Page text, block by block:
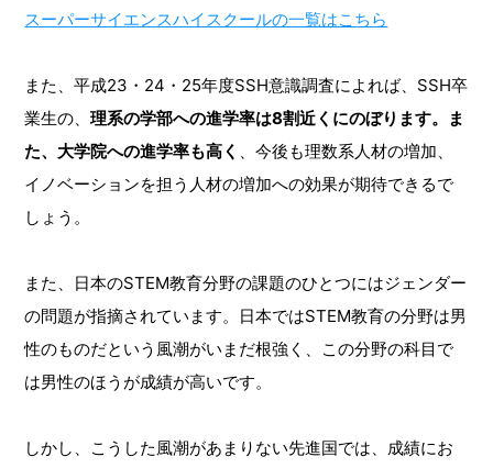
スーパーサイエンスハイスクールの一覧はこちら
また、平成23・24・25年度SSH意識調査によれば、SSH卒
業生の、理系の学部への進学率は8割近くにのぼります。ま
た、大学院への進学率も高く
、今後も理数系人材の増加、
イノベーションを担う人材の増加への効果が期待できるで
しょう。
また、日本のSTEM教育分野の課題のひとつにはジェンダー
の問題が指摘されています。日本ではSTEM教育の分野は男
性のものだという風潮がいまだ根強く、この分野の科目で
は男性のほうが成績が高いです。
しかし、こうした風潮があまりない先進国では、成績にお